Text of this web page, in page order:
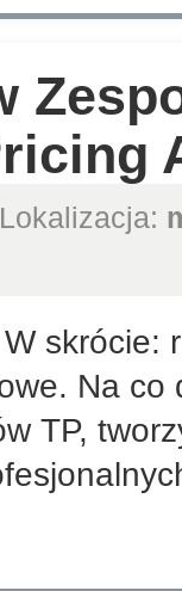
skrócie:
Na
TP,